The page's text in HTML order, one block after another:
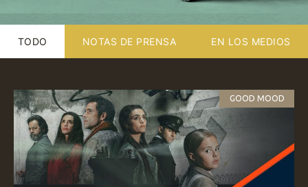
TODO NOTAS DE PRENSA EN LOS MEDIOS
GOOD MOOD